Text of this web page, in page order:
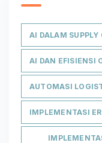
AI DALAM SUPPLY
AI DAN EFISIENSI
AUTOMASI
IMPLEMENTASI